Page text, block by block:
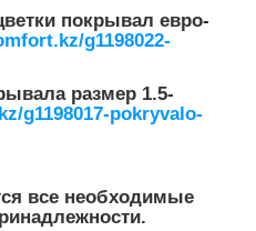
покрывал евро-
g1198022-
размер 1.5-
g1198017-pokryvalo-
все необходимые